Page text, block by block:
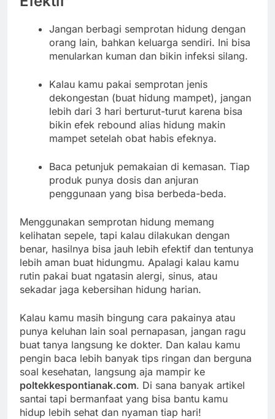
Jangan berbagi semprotan hidung dengan
orang lain, bahkan keluarga sendiri. Ini bisa
menularkan kuman dan bikin infeksi silang.
Kalau kamu pakai semprotan jenis
dekongestan (buat hidung mampet), jangan
lebih dari 3 hari berturut-turut karena bisa
bikin efek rebound alias hidung makin
mampet setelah obat habis efeknya.
Baca petunjuk pemakaian di kemasan. Tiap
produk punya dosis dan anjuran
penggunaan yang bisa berbeda-beda.
Menggunakan semprotan hidung memang
kelihatan sepele, tapi kalau dilakukan dengan
benar, hasilnya bisa jauh lebih efektif dan tentunya
lebih aman buat hidungmu. Apalagi kalau kamu
rutin pakai buat ngatasin alergi, sinus, atau
sekadar jaga kebersihan hidung harian.
Kalau kamu masih bingung cara pakainya atau
punya keluhan lain soal pernapasan, jangan ragu
buat tanya langsung ke dokter. Dan kalau kamu
pengin baca lebih banyak tips ringan dan berguna
soal kesehatan, langsung aja mampir ke
poltekkespontianak.com. Di sana banyak artikel
santai tapi bermanfaat yang bisa bantu kamu
hidup lebih sehat dan nyaman tiap hari!